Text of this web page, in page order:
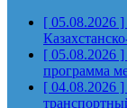
[ 05.08.2026 ]
[ 05.08.2026 ]
программа
[ 04.08.2026 ]